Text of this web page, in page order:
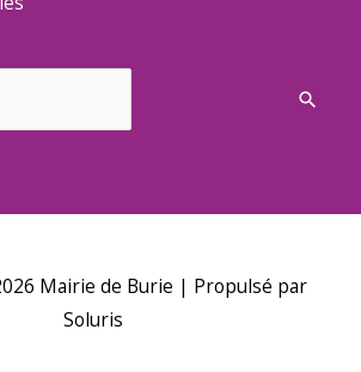
Mairie de Burie | Propulsé par
Soluris